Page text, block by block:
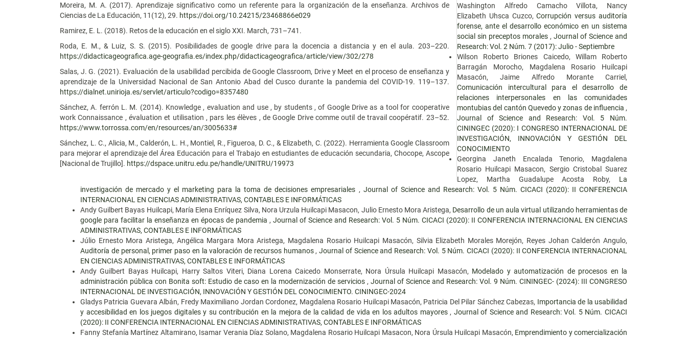
Moreira, M. A. (2017). Aprendizaje significativo como un referente para la organización de la enseñanza. Archivos de
Ciencias de La Educación, 11(12), 29. https://doi.org/10.24215/23468866e029
Ramirez, E. L. (2018). Retos de la educación en el siglo XXI. March, 731–741.
Roda, E. M., & Luiz, S. S. (2015). Posibilidades de google drive para la docencia a distancia y en el aula. 203–220.
https://didacticageografica.age-geografia.es/index.php/didacticageografica/article/view/302/278
Salas, J. G. (2021). Evaluación de la usabilidad percibida de Google Classroom, Drive y Meet en el proceso de enseñanza y
aprendizaje de la Universidad Nacional de San Antonio Abad del Cusco durante la pandemia del COVID-19. 119–137.
https://dialnet.unirioja.es/servlet/articulo?codigo=8357480
Sánchez, A. ferrón L. M. (2014). Knowledge , evaluation and use , by students , of Google Drive as a tool for cooperative
work Connaissance , évaluation et utilisation , pars les élèves , de Google Drive comme outil de travail coopératif. 23–52.
https://www.torrossa.com/en/resources/an/3005633#
Sánchez, L. C., Alicia, M., Calderón, L. H., Montiel, R., Figueroa, D. C., & Elizabeth, C. (2022). Herramienta Google Classroom
para mejorar el aprendizaje del Área Educación para el Trabajo en estudiantes de educación secundaria, Chocope, Ascope
[Nacional de Trujillo]. https://dspace.unitru.edu.pe/handle/UNITRU/19973
Washington Alfredo Camacho Villota, Nancy
Elizabeth Uhsca Cuzco,Corrupción versus auditoría
forense, ante el desarrollo económico en un sistema
social sin preceptos morales , Journal of Science and
Research: Vol. 2 Núm. 7 (2017): Julio - Septiembre
Wilson Roberto Briones Caicedo, Willam Roberto
Barragán Morocho, Magdalena Rosario Huilcapi
Masacón, Jaime Alfredo Morante Carriel,
Comunicación intercultural para el desarrollo de
relaciones interpersonales en las comunidades
montubias del cantón Quevedo y zonas de influencia ,
Journal of Science and Research: Vol. 5 Núm.
CININGEC (2020): I CONGRESO INTERNACIONAL DE
INVESTIGACIÓN, INNOVACIÓN Y GESTIÓN DEL
CONOCIMIENTO
Georgina Janeth Encalada Tenorio, Magdalena
Rosario Huilcapi Masacon, Sergio Cristobal Suarez
Lopez, Martha Guadalupe Acosta Roby, La
investigación de mercado y el marketing para la toma de decisiones empresariales , Journal of Science and Research: Vol. 5 Núm. CICACI (2020): II CONFERENCIA
INTERNACIONAL EN CIENCIAS ADMINISTRATIVAS, CONTABLES E INFORMÁTICAS
Andy Guilbert Bayas Huilcapi, María Elena Enríquez Silva, Nora Urzula Huilcapi Masacon, Julio Ernesto Mora Aristega, Desarrollo de un aula virtual utilizando herramientas de
google para facilitar la enseñanza en épocas de pandemia , Journal of Science and Research: Vol. 5 Núm. CICACI (2020): II CONFERENCIA INTERNACIONAL EN CIENCIAS
ADMINISTRATIVAS, CONTABLES E INFORMÁTICAS
Júlio Ernesto Mora Aristega, Angélica Margara Mora Aristega, Magdalena Rosario Huilcapi Masacón, Silvia Elizabeth Morales Morejón, Reyes Johan Calderón Angulo,
Auditoría de personal, primer paso en la valoración de recursos humanos , Journal of Science and Research: Vol. 5 Núm. CICACI (2020): II CONFERENCIA INTERNACIONAL
EN CIENCIAS ADMINISTRATIVAS, CONTABLES E INFORMÁTICAS
Andy Guilbert Bayas Huilcapi, Harry Saltos Viteri, Diana Lorena Caicedo Monserrate, Nora Úrsula Huilcapi Masacón, Modelado y automatización de procesos en la
administración pública con Bonita soft: Estudio de caso en la modernización de servicios , Journal of Science and Research: Vol. 9 Núm. CININGEC- (2024): III CONGRESO
INTERNACIONAL DE INVESTIGACIÓN, INNOVACIÓN Y GESTIÓN DEL CONOCIMIENTO. CININGEC-2024
Gladys Patricia Guevara Albán, Fredy Maximiliano Jordan Cordonez, Magdalena Rosario Huilcapi Masacón, Patricia Del Pilar Sánchez Cabezas, Importancia de la usabilidad
y accesibilidad en los juegos digitales y su contribución en la mejora de la calidad de vida en los adultos mayores , Journal of Science and Research: Vol. 5 Núm. CICACI
(2020): II CONFERENCIA INTERNACIONAL EN CIENCIAS ADMINISTRATIVAS, CONTABLES E INFORMÁTICAS
Fanny Stefanía Martínez Altamirano, Isamar Verania Díaz Solano, Magdalena Rosario Huilcapi Masacon, Nora Úrsula Huilcapi Masacón, Emprendimiento y comercialización